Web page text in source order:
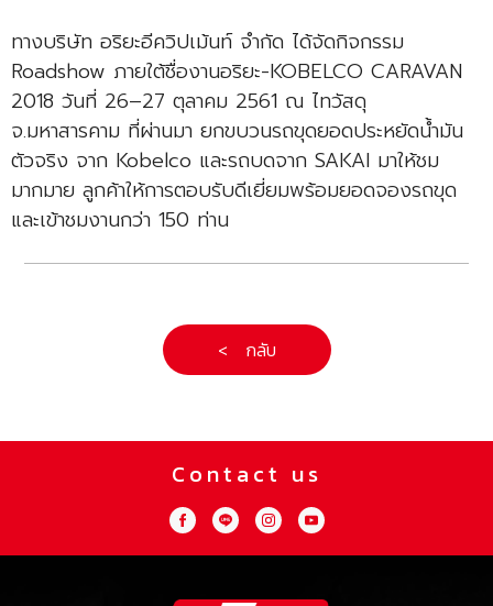
ทางบริษัท อริยะอีควิปเม้นท์ จำกัด ได้จัดกิจกรรม
Roadshow ภายใต้ชื่องานอริยะ-KOBELCO CARAVAN
2018 วันที่ 26–27 ตุลาคม 2561 ณ ไทวัสดุ
จ.มหาสารคาม ที่ผ่านมา ยกขบวนรถขุดยอดประหยัดน้ำมัน
ตัวจริง จาก Kobelco และรถบดจาก SAKAI มาให้ชม
มากมาย ลูกค้าให้การตอบรับดีเยี่ยมพร้อมยอดจองรถขุด
และเข้าชมงานกว่า 150 ท่าน
< กลับ
Contact us